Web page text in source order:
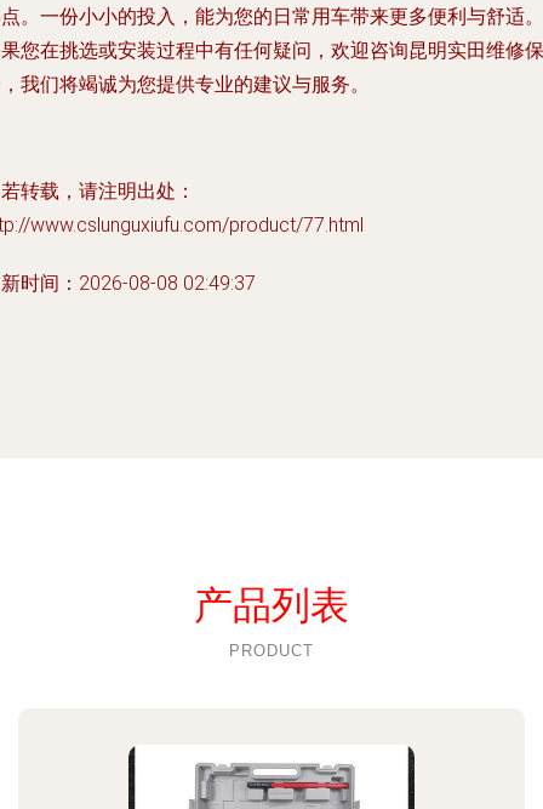
。一份小小的投入，能为您的日常用车带来更多便利与舒适。
您在挑选或安装过程中有任何疑问，欢迎咨询昆明实田维修保
我们将竭诚为您提供专业的建议与服务。
转载，请注明出处：
www.cslunguxiufu.com/product/77.html
时间：2026-08-08 02:49:37
产品列表
PRODUCT